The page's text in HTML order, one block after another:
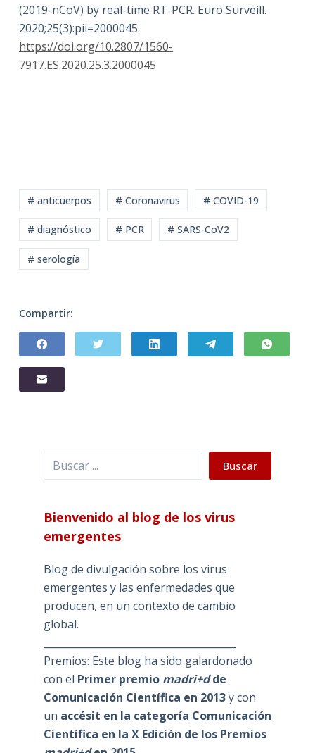
(2019-nCoV) by real-time RT-PCR. Euro Surveill.
2020;25(3):pii=2000045.
https://doi.org/10.2807/1560-
7917.ES.2020.25.3.2000045
# anticuerpos # Coronavirus # COVID-19
# diagnóstico # PCR # SARS-CoV2
# serología
Compartir:
Buscar Buscar
Bienvenido al blog de los virus
emergentes
Blog de divulgación sobre los virus
emergentes y las enfermedades que
producen, en un contexto de cambio
global.
Premios: Este blog ha sido galardonado
con el Primer premio madri+dde
Comunicación Científica en 2013y con
un accésit en la categoría Comunicación
Científica en la X Edición de los Premios